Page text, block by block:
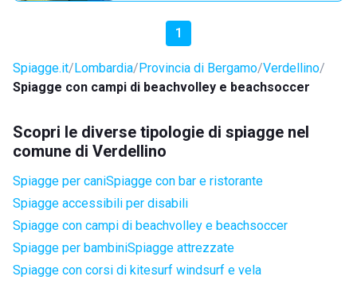
1
Spiagge.it Lombardia Provincia di Bergamo Verdellino
Spiagge con campi di beachvolley e beachsoccer
Scopri le diverse tipologie di spiagge nel
comune di Verdellino
Spiagge per caniSpiagge con bar e ristorante
Spiagge accessibili per disabili
Spiagge con campi di beachvolley e beachsoccer
Spiagge per bambiniSpiagge attrezzate
Spiagge con corsi di kitesurf windsurf e vela